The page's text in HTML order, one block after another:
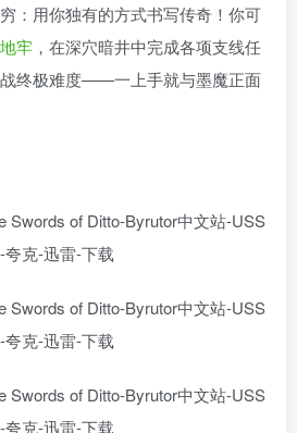
穷：用你独有的方式书写传奇！你可
地牢 ，在深穴暗井中完成各项支线任
终极难度——一上手就与墨魔正面